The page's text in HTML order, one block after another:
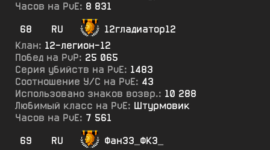
Часов на PvE: 8 831
68
RU
12гладиатор12
Клан: 12-легион-12
Побед на PvP: 25 065
Серия убийств на PvE: 1483
Соотношение У/С на PvE: 43
Использовано знаков возвр.: 10 288
Любимый класс на PvE: Штурмовик
Часов на PvE: 7 561
69
RU
Фан33_ФКЗ_